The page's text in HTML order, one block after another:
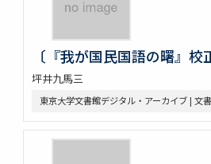
〔『我が国民国語の曙』校
坪井九馬三
東京大学文書館デジタル・アーカイブ | 文